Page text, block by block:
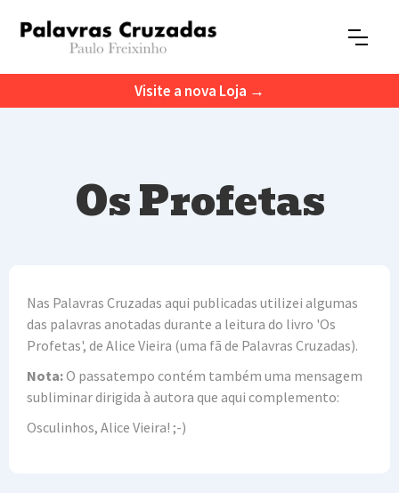
Visite a nova Loja →
Os Profetas
Nas Palavras Cruzadas aqui publicadas utilizei algumas
das palavras anotadas durante a leitura do livro 'Os
Profetas', de Alice Vieira (uma fã de Palavras Cruzadas).
Nota:O passatempo contém também uma mensagem
subliminar dirigida à autora que aqui complemento:
Osculinhos, Alice Vieira! ;-)